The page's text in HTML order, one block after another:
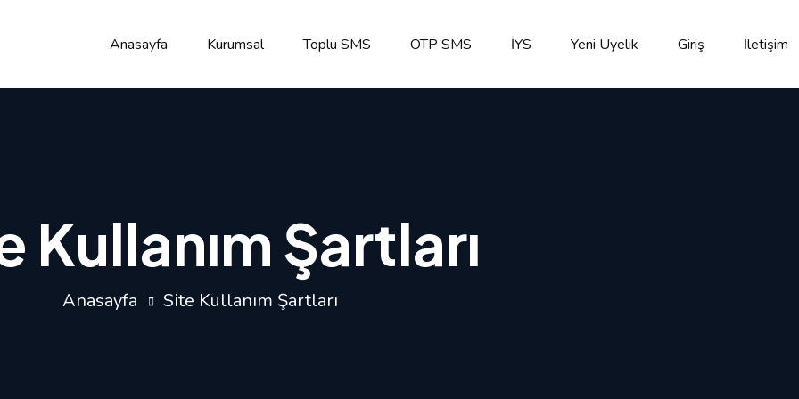
Anasayfa Kurumsal Toplu SMS OTP SMS İYS Yeni Üyelik Giriş İletişim
Kullanım Şartları
Anasayfa Site Kullanım Şartları